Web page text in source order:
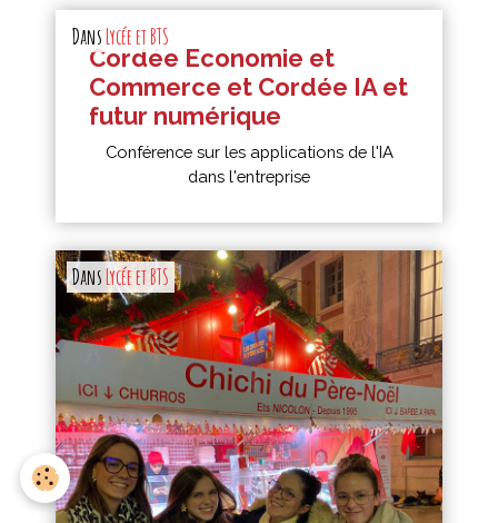
DansLycée et BTS
Cordée Economie et
Commerce et Cordée IA et
futur numérique
Conférence sur les applications de l'IA
dans l'entreprise
DansLycée et BTS